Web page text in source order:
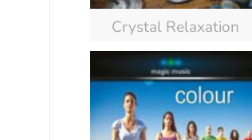
Crystal Relaxation